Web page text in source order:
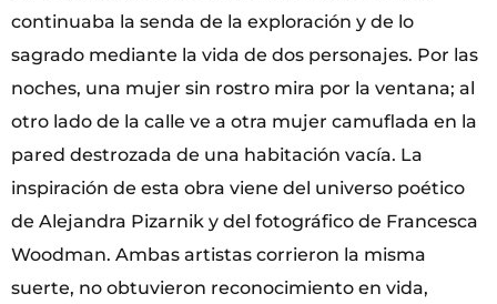
continuaba la senda de la exploración y de lo
sagrado mediante la vida de dos personajes. Por las
noches, una mujer sin rostro mira por la ventana; al
otro lado de la calle ve a otra mujer camuflada en la
pared destrozada de una habitación vacía. La
inspiración de esta obra viene del universo poético
de Alejandra Pizarnik y del fotográfico de Francesca
Woodman. Ambas artistas corrieron la misma
suerte, no obtuvieron reconocimiento en vida,